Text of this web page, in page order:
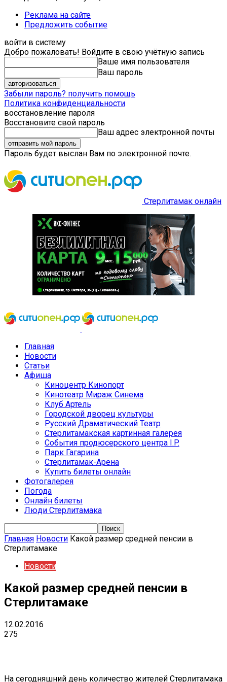
Реклама на сайте
Предложить событие
войти в систему
Добро пожаловать! Войдите в свою учётную запись
Ваше имя пользователя
Ваш пароль
Забыли пароль? получить помощь
Политика конфиденциальности
восстановление пароля
Восстановите свой пароль
Ваш адрес электронной почты
Пароль будет выслан Вам по электронной почте.
Стерлитамак онлайн
Главная
Новости
Статьи
Афиша
Киноцентр Кинопорт
Кинотеатр Мираж Синема
Клуб Артель
Городской дворец культуры
Русский Драматический Театр
Стерлитамакская картинная галерея
События продюсерского центра I.P.
Парк Гагарина
Стерлитамак-Арена
Купить билеты онлайн
Фотогалерея
Погода
Онлайн билеты
Люди Стерлитамака
Главная Новости Какой размер средней пенсии в
Стерлитамаке
Новости
Какой размер средней пенсии в
Стерлитамаке
12.02.2016
275
На сегодняшний день количество жителей Стерлитамака